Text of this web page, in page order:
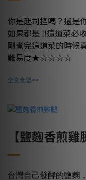
你是起司控嗎？還是
如果都是 ‼️這道菜必
剛煮完這道菜的時候
難易度★☆☆☆☆
全文食譜>>
【鹽麴香煎
台灣自己發酵的鹽麴，